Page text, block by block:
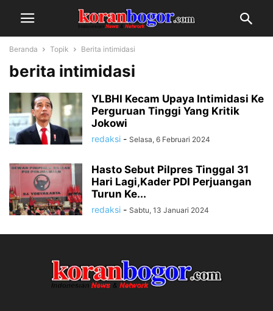
Beranda Topik Berita intimidasi
berita intimidasi
YLBHI Kecam Upaya Intimidasi Ke
Perguruan Tinggi Yang Kritik
Jokowi
redaksi - Selasa, 6 Februari 2024
Hasto Sebut Pilpres Tinggal 31
Hari Lagi,Kader PDI Perjuangan
Turun Ke...
redaksi - Sabtu, 13 Januari 2024